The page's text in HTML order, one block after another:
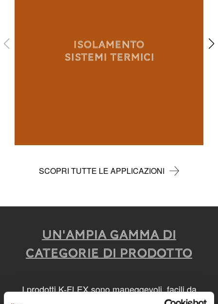
ISOLAMENTO
SISTEMI TERMICI
SCOPRI TUTTE LE APPLICAZIONI
UN'AMPIA GAMMA DI
CATEGORIE DI PRODOTTO
I prodotti K-FLEX sono maneggevoli, facili da